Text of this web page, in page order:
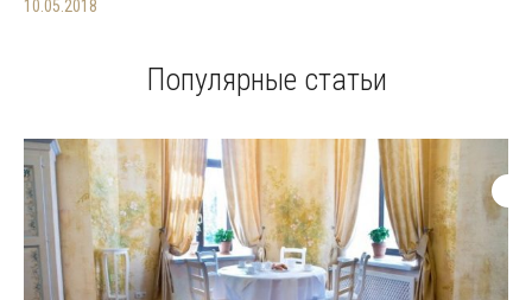
10.05.2018
Популярные статьи